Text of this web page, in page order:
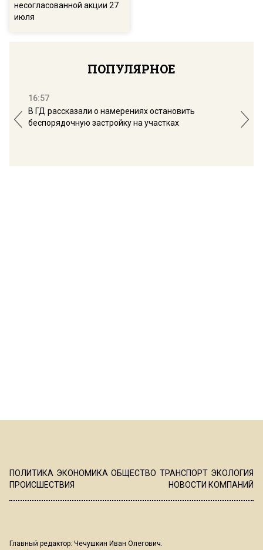
несогласованной акции 27
июля
ПОПУЛЯРНОЕ
16:57
В ГД рассказали о намерениях остановить
беспорядочную застройку на участках
ПОЛИТИКА ЭКОНОМИКА ОБЩЕСТВО ТРАНСПОРТ ЭКОЛОГИЯ
ПРОИСШЕСТВИЯ
НОВОСТИ КОМПАНИЙ
Главный редактор: Чечушкин Иван Олегович.